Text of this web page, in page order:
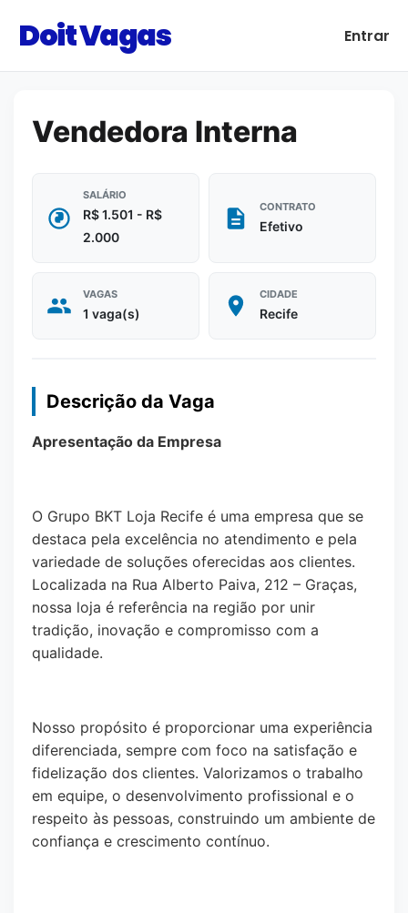
Doit Vagas Entrar
Vendedora Interna
SALÁRIO
R$ 1.501 - R$
2.000
CONTRATO
Efetivo
VAGAS
1 vaga(s)
CIDADE
Recife
Descrição da Vaga
Apresentação da Empresa
O Grupo BKT Loja Recife é uma empresa que se
destaca pela excelência no atendimento e pela
variedade de soluções oferecidas aos clientes.
Localizada na Rua Alberto Paiva, 212 – Graças,
nossa loja é referência na região por unir
tradição, inovação e compromisso com a
qualidade.
Nosso propósito é proporcionar uma experiência
diferenciada, sempre com foco na satisfação e
fidelização dos clientes. Valorizamos o trabalho
em equipe, o desenvolvimento profissional e o
respeito às pessoas, construindo um ambiente de
confiança e crescimento contínuo.